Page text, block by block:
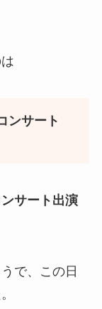
ンサート
サート出演
で、この日